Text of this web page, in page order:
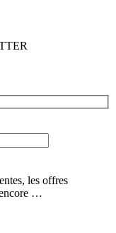
les offres
…